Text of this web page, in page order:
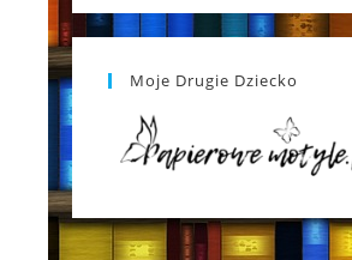
Moje Drugie Dziecko